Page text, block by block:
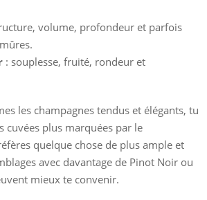
volume, profondeur et parfois
: souplesse, fruité, rondeur et
les champagnes tendus et élégants, tu
cuvées plus marquées par le
quelque chose de plus ample et
avec davantage de Pinot Noir ou
mieux te convenir.